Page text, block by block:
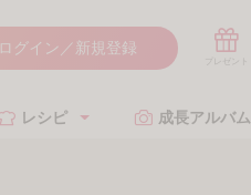
ログイン／新規登録
レシピ 成長アルバム